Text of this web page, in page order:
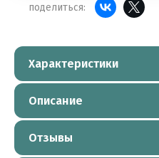
поделиться:
Характеристики
Описание
Отзывы